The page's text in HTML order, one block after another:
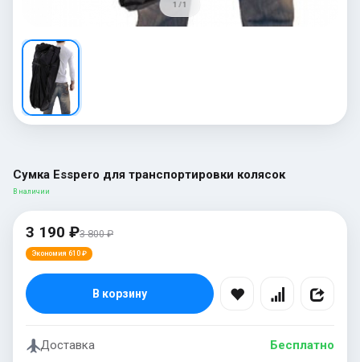
1 / 1
Сумка Esspero для транспортировки колясок
В наличии
3 190 ₽3 800 ₽
Экономия 610 ₽
В корзину
Доставка Бесплатно